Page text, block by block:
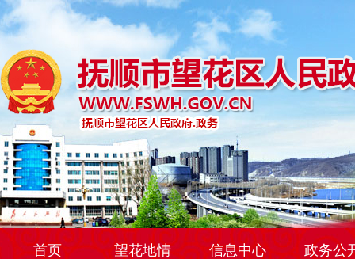
首页 望花地情 信息中心 政务公